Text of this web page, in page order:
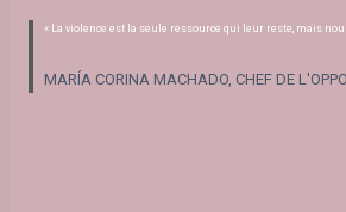
« La violence est la seule ressource qui leur reste, mais
MARÍA CORINA MACHADO, CHEF DE